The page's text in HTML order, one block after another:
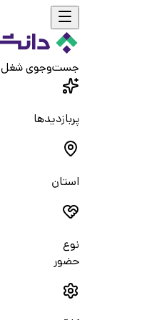
جست‌و‌جوی شغل
پربازدیدها
استان
نوع
حضور